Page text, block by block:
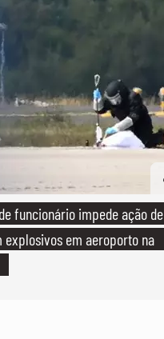
funcionário impede ação de
explosivos em aeroporto na